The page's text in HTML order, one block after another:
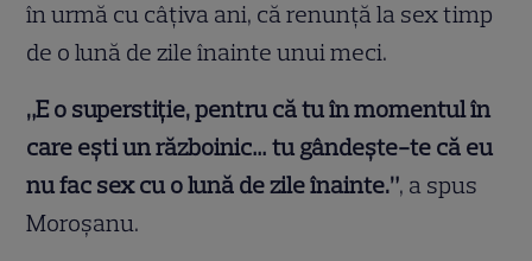
în urmă cu câțiva ani, că renunță la sex timp
de o lună de zile înainte unui meci.
„E o superstiție, pentru că tu în momentul în
care ești un războinic… tu gândește-te că eu
nu fac sex cu o lună de zile înainte.”, a spus
Moroşanu.